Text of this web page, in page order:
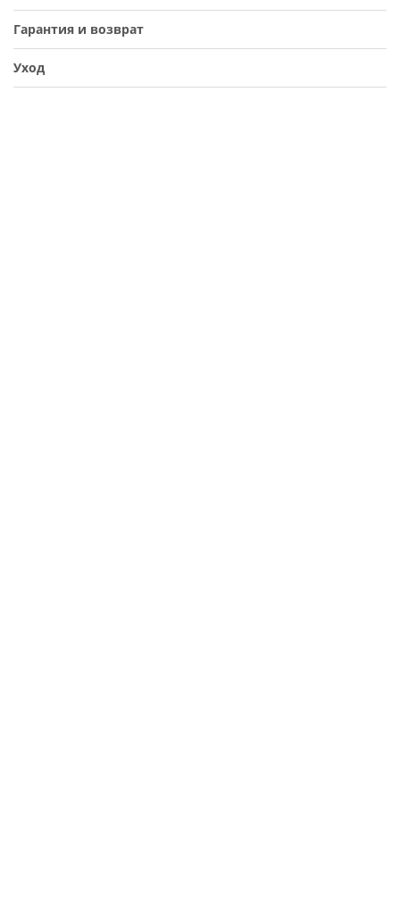
Гарантия и возврат
Уход